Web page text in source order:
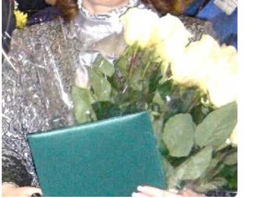
области
ТФОМС области возглавил Владислав Романов
Переназначен управделами губернатора области
Раненого госчиновника Айвара Кинжабаева пока не
планируют перевозить в медучреждения столицы
Самарскому аэропорту «Курумоч» подобрали четыре
варианта второго имени